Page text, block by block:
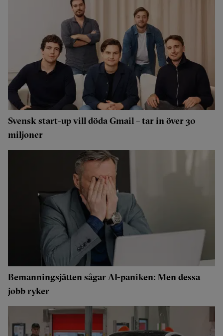
Svensk start-up vill döda Gmail – tar in över 30
miljoner
Bemanningsjätten sågar AI-paniken: Men dessa
jobb ryker